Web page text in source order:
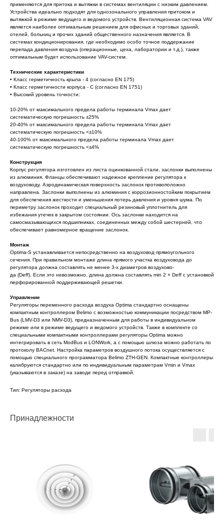
применяются для притока и вытяжки в системах вентиляции с низким давлением.
Устройства идеально подходят для однозонального управления притоком и
вытяжкой в режиме ведущего и ведомого устройств. Вентиляционная система VAV
является наиболее оптимальным решением для офисных и торговых зданий,
отелей, больниц и прочих зданий общественного назначения является. В
системах кондиционирования, где необходимо особо точное поддержание
перепада давления воздуха (операционные, цеха, лаборатории и т.д.), также
оптимальным будет использование VAV-систем.
Технические характеристики
• Класс герметичность крыла - 4 (согласно EN 175)
• Класс герметичности корпуса - С (согласно EN 1751)
• Высокий уровень точности:
10-20% от максимального предела работы терминала Vmax дает
систематическую погрешность ±25%
20-40% от максимального предела работы терминала Vmax дает
систематическую погрешность ˂±10%
40-100% от максимального предела работы терминала Vmax дает
систематическую погрешность ˂±4%
Конструкция
Корпус регулятора изготовлен из листа оцинкованной стали, заслонки выполнены
из алюминия. Фланцы обеспечивают надежное крепление регулятора к
воздуховоду. Аэродинамическая поверхность заслонок противоположно
направлена. Заслонки выполнены из алюминия с коррозионностойким покрытием
для обеспечения жесткости и уменьшения потерь давления и уровня шума. По
периметру заслонок проходит специальный резиновый уплотнитель для
избежания утечек в закрытом состоянии. Ось заслонки находится на
самосмазывающихся подшипниках, соединенных между собой шестерней, что
обеспечивает равномерное вращение заслонок.
Монтаж
Optima-S устанавливается непосредственно на воздуховод прямоугольного
сечения. При правильном монтаже длина прямого участка воздуховода до
регулятора должна составлять не менее 3-х диаметров воздухово-
да (Deff). Если это невозможно, длина должна составлять min 2 × Deff с установкой
перфорированной поддерживающей решетки.
Управление
Регуляторы переменного расхода воздуха Optima стандартно оснащены
компактным контроллером Belimo с возможностью коммуникации посредством MP-
Bus (LMV-D3 или NMV-D3), предназначенным для работы в индивидуальном
режиме или в режиме ведущего и ведомого устройств. Также в комплекте со
специальными компактными контроллерами регуляторы Optima можно
интегрировать в сеть ModBus и LONWork, а с помощью шлюза можно работать по
протоколу BACnet. Настройка параметров воздушного потока осуществляется с
помощью специального программатора Belimo ZTH-GEN. Компактные контроллеры
калибруются стандартно или по индивидуальным параметрам Vmin и Vmax
(указываются в заказе) на заводе перед отправкой.
Тип: Регуляторы расхода
Принадлежности